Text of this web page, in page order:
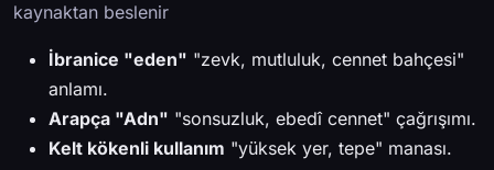
kaynaktan beslenir
İbranice "eden" "zevk, mutluluk, cennet bahçesi"
anlamı.
Arapça "Adn" "sonsuzluk, ebedî cennet" çağrışımı.
Kelt kökenli kullanım "yüksek yer, tepe" manası.